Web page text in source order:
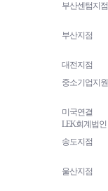
부산센텀지점
부산지점
대전지점
중소기업지
미국연결
LEK회계법인
송도지점
울산지점